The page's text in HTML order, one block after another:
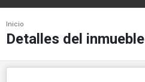
Inicio
Detalles del inmueble